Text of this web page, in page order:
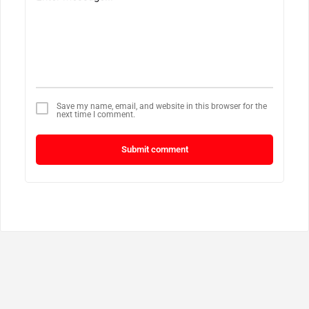
Save my name, email, and website in this browser for the
next time I comment.
Submit comment